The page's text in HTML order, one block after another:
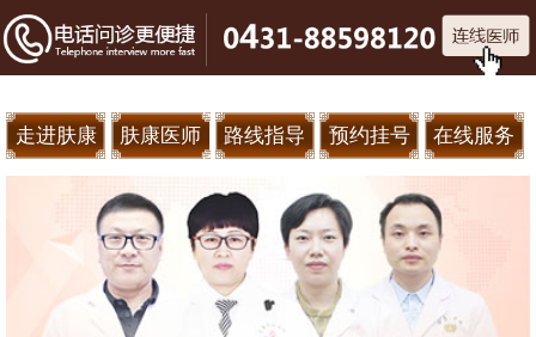
走进肤康 肤康医师 路线指导 预约挂号 在线服务